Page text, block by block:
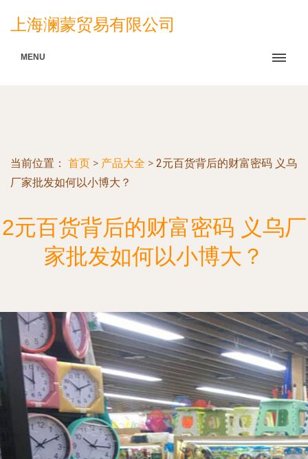
上海澜蒙贸易有限公司
MENU
当前位置： 首页 > 产品大全 > 2元百货背后的财富密码 义乌
厂家批发如何以小博大？
2元百货背后的财富密码 义乌厂
家批发如何以小博大？